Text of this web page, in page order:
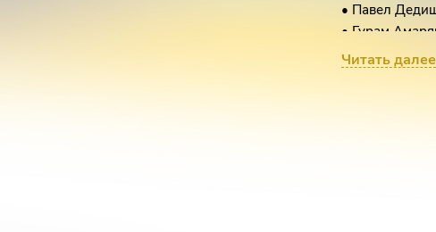
• Павел
• Гурам
• Расул
Читать далее